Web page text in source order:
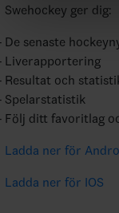
Swehockey ger dig:
De senaste
Liverapportering
Resultat och
Spelarstatistik
Följ ditt favoritlag
Ladda ner för
Ladda ner för IOS